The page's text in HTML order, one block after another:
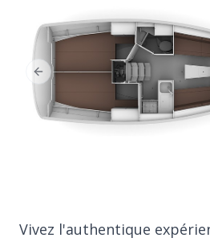
Previous Slide
Vivez l'authentique